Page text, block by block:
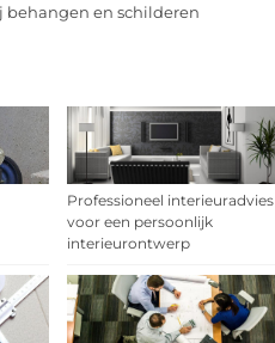
en schilderen
Professioneel interieuradvies
voor een persoonlijk
interieurontwerp